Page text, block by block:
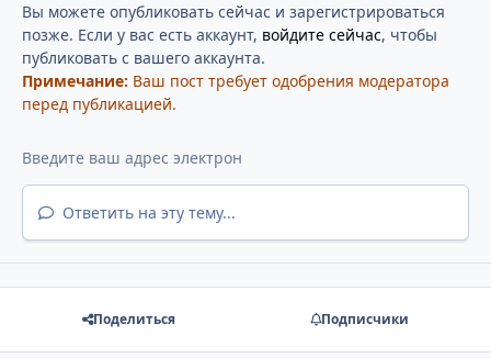
Вы можете опубликовать сейчас и зарегистрироваться
позже. Если у вас есть аккаунт, войдите сейчас, чтобы
публиковать с вашего аккаунта.
Примечание: Ваш пост требует одобрения модератора
перед публикацией.
Ответить на эту тему...
Поделиться Подписчики